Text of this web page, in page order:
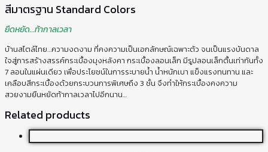
สีมาตรฐาน Standard Colors
ยืดหยัด…ท้ากาลเวลา
บ้านสไตล์ไทย…ความงดงาม ที่คงความเป็นเอกลักษณ์เฉพาะตัว จนเป็นแรงบันดาล
ใจสู่การสร้างสรรค์กระเบื้องมุงหลังคา กระเบื้องลอนเล็ก มีรูปลอนเล็กตื้นเท่ากันทั้ง
7 ลอนในแผ่นเดียว เพื่อประโยชน์ในการระบายน้ำ น้ำหนักเบา แข็งแรงทนทาน และ
เคลือบสีกระเบื้องด้วยกระบวนการพิเศษถึง 3 ชั้น จึงทำให้กระเบื้องคงความ
สวยงามยืนหยัดท้ากาลเวลาไปอีกนาน…
Related products